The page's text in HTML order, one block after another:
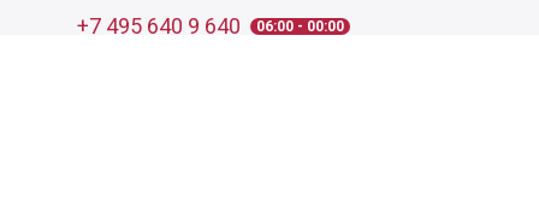
+7 495 640 9 640 06:00 - 00:00